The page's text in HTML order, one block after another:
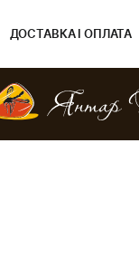
ДОСТАВКА І ОПЛАТА